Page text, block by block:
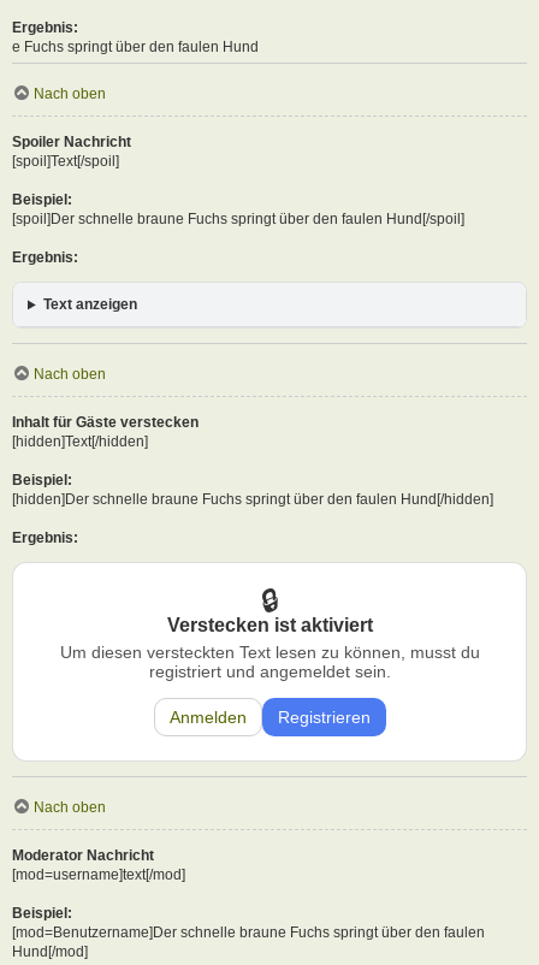
Ergebnis:
über den faulen Hund
Nach oben
Spoiler Nachricht
[spoil]Text[/spoil]
Beispiel:
[spoil]Der schnelle braune Fuchs springt über den faulen Hund[/spoil]
Ergebnis:
Text anzeigen
Nach oben
Inhalt für Gäste verstecken
[hidden]Text[/hidden]
Beispiel:
[hidden]Der schnelle braune Fuchs springt über den faulen Hund[/hidden]
Ergebnis:
Verstecken ist aktiviert
Um diesen versteckten Text lesen zu können, musst du
registriert und angemeldet sein.
Anmelden Registrieren
Nach oben
Moderator Nachricht
[mod=username]text[/mod]
Beispiel:
[mod=Benutzername]Der schnelle braune Fuchs springt über den faulen
Hund[/mod]